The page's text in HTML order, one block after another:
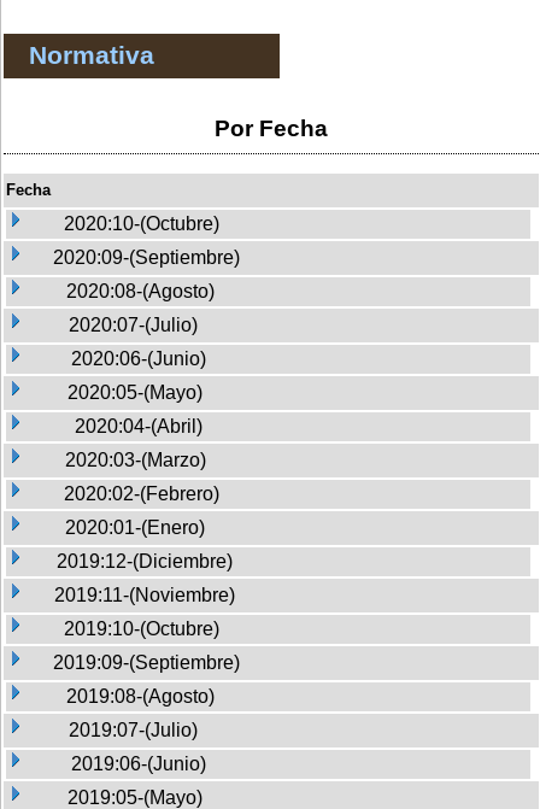
Normativa
Por Fecha
Fecha
2020:10-(Octubre)
2020:09-(Septiembre)
2020:08-(Agosto)
2020:07-(Julio)
2020:06-(Junio)
2020:05-(Mayo)
2020:04-(Abril)
2020:03-(Marzo)
2020:02-(Febrero)
2020:01-(Enero)
2019:12-(Diciembre)
2019:11-(Noviembre)
2019:10-(Octubre)
2019:09-(Septiembre)
2019:08-(Agosto)
2019:07-(Julio)
2019:06-(Junio)
2019:05-(Mayo)